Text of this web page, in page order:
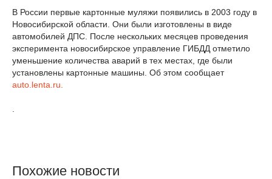
В России первые картонные муляжи появились в 2003 году в
Новосибирской области. Они были изготовлены в виде
автомобилей ДПС. После нескольких месяцев проведения
эксперимента новосибирское управление ГИБДД отметило
уменьшение количества аварий в тех местах, где были
установлены картонные машины. Об этом сообщает
auto.lenta.ru.
Похожие новости